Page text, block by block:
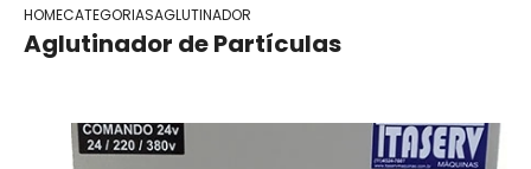
HOMECATEGORIASAGLUTINADOR DE PARTICULAS
Aglutinador de Partículas